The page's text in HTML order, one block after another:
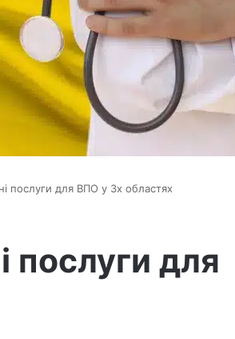
послуги для ВПО у 3х областях
послуги для